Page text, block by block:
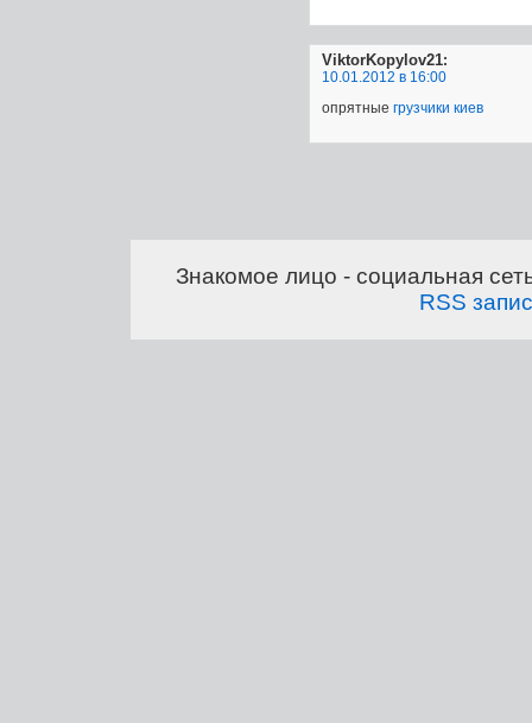
ViktorKopylov21:
10.01.2012 в 16:00
опрятные грузчики киев
Знакомое лицо - социальная
RSS